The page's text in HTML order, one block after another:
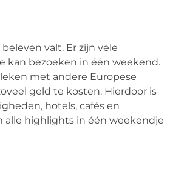
valt. Er zijn vele
kan bezoeken in één weekend.
met andere Europese
geld te kosten. Hierdoor is
hotels, cafés en
alle highlights in één weekendje